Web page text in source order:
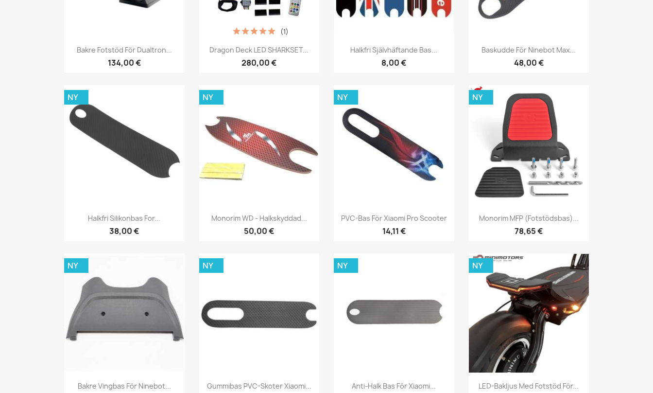
Snabbvy
Bakre Fotstöd För Dualtron...
134,00 €
Snabbvy
Dragon Deck LED SHARKSET...
280,00 €
(1)
Snabbvy
Halkfri Självhäftande Bas...
8,00 €
Snabbvy
Baskudde För Ninebot Max...
48,00 €
Snabbvy
Halkfri Silikonbas For...
38,00 €
NY
Snabbvy
Monorim WD - Halkskyddad...
50,00 €
NY
Snabbvy
PVC-Bas För Xiaomi Pro Scooter
14,11 €
NY
Snabbvy
Monorim MFP (fotstödsbas)...
78,65 €
NY
Snabbvy
Bakre Vingbas För Ninebot...
NY
Snabbvy
Gummibas PVC-Skoter Xiaomi...
NY
Snabbvy
Anti-Halk Bas För Xiaomi...
NY
 Snabbvy
LED-Bakljus Med Fotstöd För...
NY